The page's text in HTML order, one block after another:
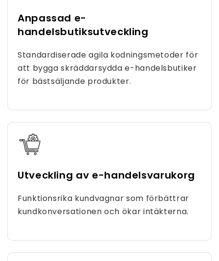
Anpassad e-
handelsbutiksutveckling
Standardiserade agila kodningsmetoder för
att bygga skräddarsydda e-handelsbutiker
för bästsäljande produkter.
Utveckling av e-handelsvarukorg
Funktionsrika kundvagnar som förbättrar
kundkonversationen och ökar intäkterna.